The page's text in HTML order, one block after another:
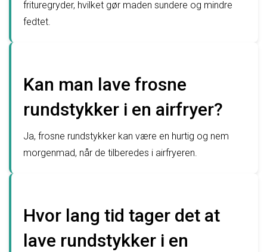
frituregryder, hvilket gør maden sundere og mindre
fedtet.
Kan man lave frosne
rundstykker i en airfryer?
Ja, frosne rundstykker kan være en hurtig og nem
morgenmad, når de tilberedes i airfryeren.
Hvor lang tid tager det at
lave rundstykker i en